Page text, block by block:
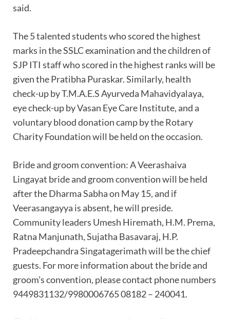
said.
The 5 talented students who scored the highest
marks in the SSLC examination and the children of
SJP ITI staff who scored in the highest ranks will be
given the Pratibha Puraskar. Similarly, health
check-up by T.M.A.E.S Ayurveda Mahavidyalaya,
eye check-up by Vasan Eye Care Institute, and a
voluntary blood donation camp by the Rotary
Charity Foundation will be held on the occasion.
Bride and groom convention: A Veerashaiva
Lingayat bride and groom convention will be held
after the Dharma Sabha on May 15, and if
Veerasangayya is absent, he will preside.
Community leaders Umesh Hiremath, H.M. Prema,
Ratna Manjunath, Sujatha Basavaraj, H.P.
Pradeepchandra Singatagerimath will be the chief
guests. For more information about the bride and
groom’s convention, please contact phone numbers
9449831132/9980006765 08182 – 240041.